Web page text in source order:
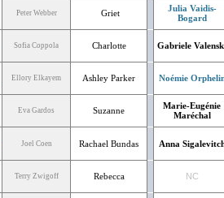
Peter Webber Griet
Julia Vaidis-
Bogard
Sofia Coppola Charlotte Gabriele
Ellory Elkayem Ashley Parker Noémie
Eva Gardos Suzanne
Marie-Eugénie
Maréchal
Joel Coen Rachael Bundas Anna
Terry Zwigoff Rebecca NC